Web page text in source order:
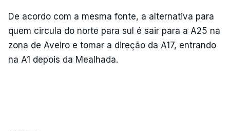
De acordo com a mesma fonte, a alternativa para
quem circula do norte para sul é sair para a A25 na
zona de Aveiro e tomar a direção da A17, entrando
na A1 depois da Mealhada.